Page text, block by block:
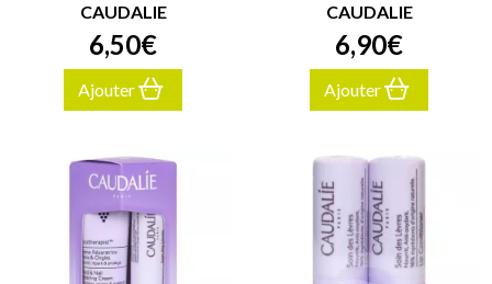
CAUDALIE
6,50€
Ajouter
CAUDALIE
6,90€
Ajouter